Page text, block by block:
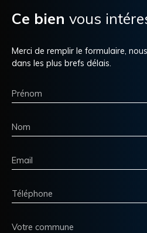
Ce bien vous
Merci de remplir le formulaire,
dans les plus brefs délais.
Prénom
Nom
Email
Téléphone
Votre commune